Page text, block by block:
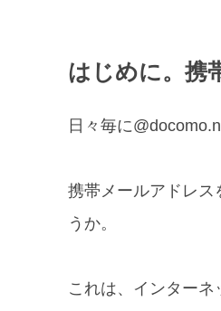
はじめに。携
日々毎に
携帯メールアドレ
うか。
これは、インター